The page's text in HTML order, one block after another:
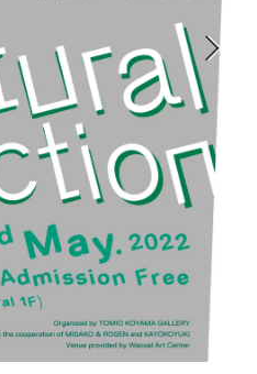
Others3
spiral art gallery 名古屋
松坂屋
MoN Park Cafe by Spiral
MoN Shop by Spiral
MoN Kitchen by Spiral